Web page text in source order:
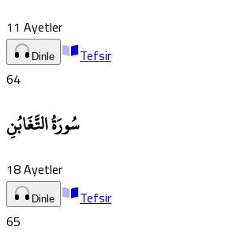
11 Ayetler
Dinle
Tefsir
64
سُورَةُ التَّغَابُنِ
18Ayetler
Dinle
Tefsir
65